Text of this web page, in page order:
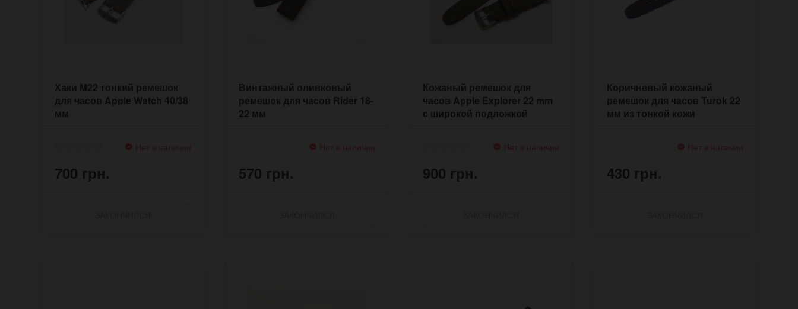
Хаки M22 тонкий ремешок
для часов Apple Watch 40/38
мм
700 грн.
Винтажный оливковый
ремешок для часов Rider 18-
22 мм
570 грн.
Кожаный ремешок для
часов Apple Explorer 22 mm
с широкой подложкой
900 грн.
Коричневый кожаный
ремешок для часов Turok 22
мм из тонкой кожи
430 грн.